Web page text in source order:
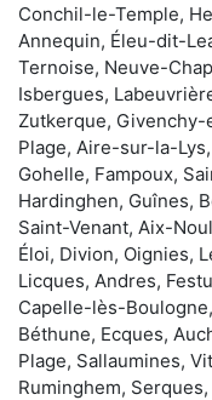
Conchil-le-Temple,
Annequin, Éleu-dit-
Ternoise, Neuve-
Isbergues,
Zutkerque,
Plage, Aire-sur-la-
Gohelle, Fampoux,
Hardinghen, Guînes,
Saint-Venant, Aix-
Éloi, Divion, Oignies,
Licques, Andres,
Capelle-lès-
Béthune, Ecques,
Plage, Sallaumines,
Ruminghem,